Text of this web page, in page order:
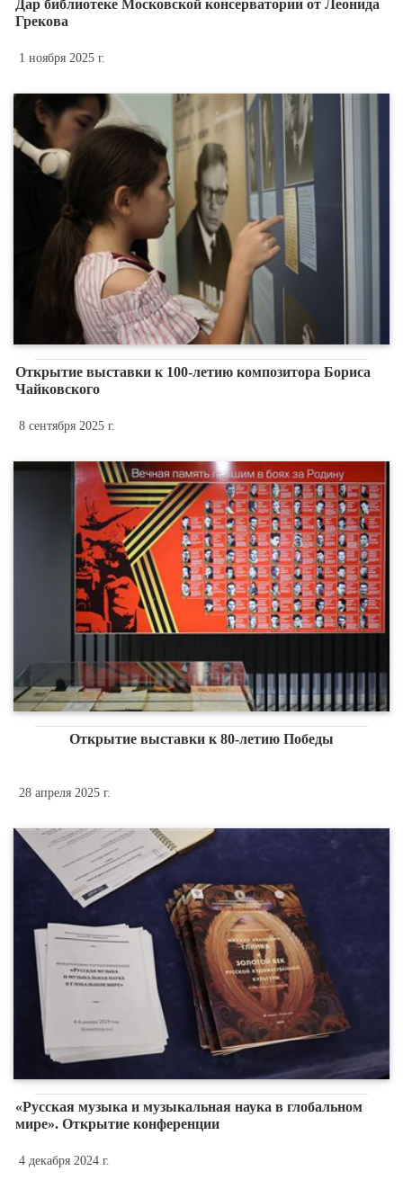
Дар библиотеке Московской консерватории от Леонида
Грекова
1 ноября 2025 г.
Открытие выставки к 100-летию композитора Бориса
Чайковского
8 сентября 2025 г.
Открытие выставки к 80-летию Победы
28 апреля 2025 г.
«Русская музыка и музыкальная наука в глобальном
мире». Открытие конференции
4 декабря 2024 г.